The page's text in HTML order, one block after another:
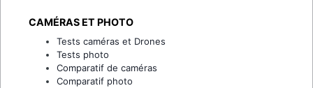
CAMÉRAS ET PHOTO
Tests caméras et Drones
Tests photo
Comparatif de caméras
Comparatif photo